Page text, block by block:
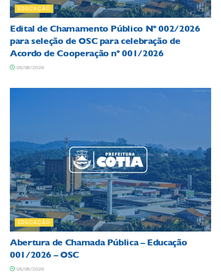
EDUCAÇÃO
Edital de Chamamento Público Nº 002/2026
para seleção de OSC para celebração de
Acordo de Cooperação nº 001/2026
05/08/2026
EDUCAÇÃO
Abertura de Chamada Pública – Educação
001/2026 – OSC
05/08/2026